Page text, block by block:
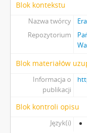
Blok kontekstu
Nazwa twórcy
Repozytorium
Blok materiałów
Informacja o
publikacji
Blok kontroli opisu
Język(i)